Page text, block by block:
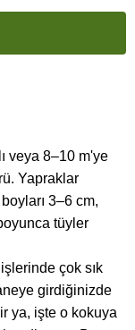
veya 8–10 m'ye
Yapraklar
3–6 cm,
tüyler
çok sık
girdiğinizde
ya, işte o kokuya